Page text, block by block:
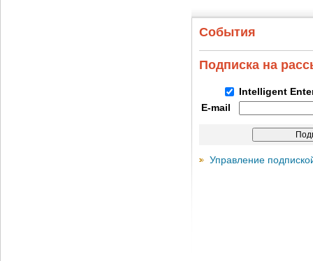
События
Подписка на
Intelligent
E-mail
Управление